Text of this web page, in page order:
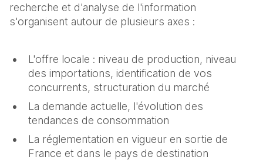
recherche et d'analyse de l'information
s'organisent autour de plusieurs axes :
L'offre locale : niveau de production, niveau
des importations, identification de vos
concurrents, structuration du marché
La demande actuelle, l'évolution des
tendances de consommation
La réglementation en vigueur en sortie de
France et dans le pays de destination